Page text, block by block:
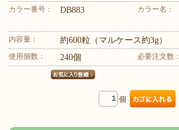
カラー番号： DB883 カラー名：
内容量： 約600粒（マルケース約3g）
使用個数： 240個 必要注文数：
個